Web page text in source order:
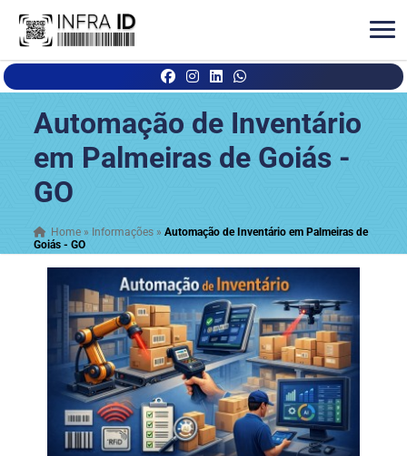
Automação de Inventário
em Palmeiras de Goiás -
GO
Home » Informações »Automação de Inventário em Palmeiras de
Goiás - GO